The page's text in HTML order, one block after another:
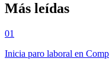
Más leídas
01
Inicia paro laboral en